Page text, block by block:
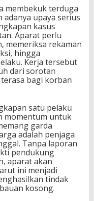
membekuk terduga
upaya serius
kasus
Aparat perlu
memeriksa rekaman
hingga
Kerja tersebut
dari sorotan
bagi korban
satu pelaku
momentum untuk
garda
adalah penjaga
Tanpa laporan
pendukung
aparat akan
ini menjadi
tindak
kosong.